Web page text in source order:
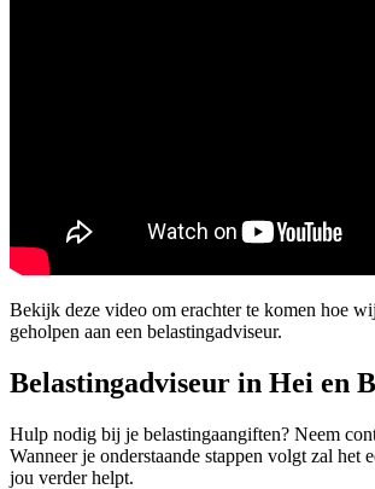
Bekijk deze video om erachter te komen hoe
geholpen aan een belastingadviseur.
Belastingadviseur in Hei en
Hulp nodig bij je belastingaangiften? Neem
Wanneer je onderstaande stappen volgt zal
jou verder helpt.